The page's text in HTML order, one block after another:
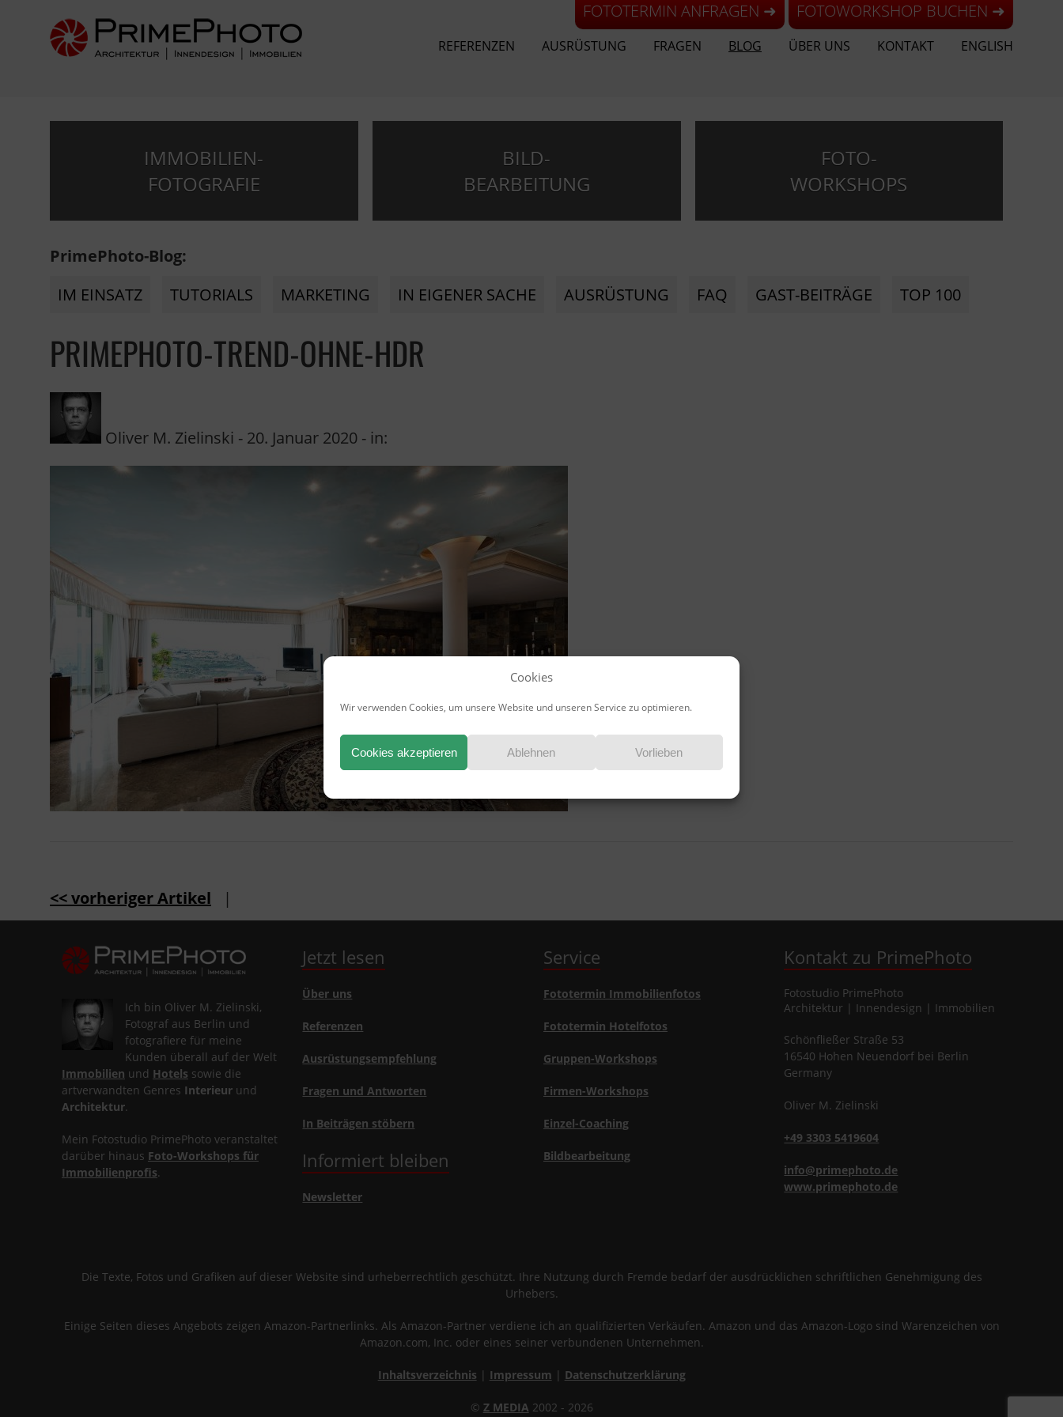
Cookies
Wir verwenden Cookies, um unsere Website und unseren Service zu optimieren.
Cookies akzeptieren Ablehnen Vorlieben
FOTOTERMIN ANFRAGEN ➜ FOTOWORKSHOP BUCHEN ➜
REFERENZEN AUSRÜSTUNG FRAGEN BLOG ÜBER UNS KONTAKT ENGLISH
IMMOBILIEN-
FOTOGRAFIE
BILD-
BEARBEITUNG
FOTO-
WORKSHOPS
PrimePhoto-Blog:
IM EINSATZ
TUTORIALS MARKETING IN EIGENER SACHE AUSRÜSTUNG FAQ GAST-BEITRÄGE TOP 100
PRIMEPHOTO-TREND-OHNE-HDR
Oliver M. Zielinski - 20. Januar 2020 - in:
<< vorheriger Artikel |
Ich bin Oliver M. Zielinski,
Fotograf aus Berlin und
fotografiere für meine
Kunden überall auf der Welt
Immobilien und Hotels sowie die
artverwandten Genres Interieurund
Architektur.
Mein Fotostudio PrimePhoto veranstaltet
darüber hinaus Foto-Workshops für
Immobilienprofis.
Jetzt lesen
Über uns
Referenzen
Ausrüstungsempfehlung
Fragen und Antworten
In Beiträgen stöbern
Informiert bleiben
Newsletter
Service
Fototermin Immobilienfotos
Fototermin Hotelfotos
Gruppen-Workshops
Firmen-Workshops
Einzel-Coaching
Bildbearbeitung
Kontakt zu PrimePhoto
Fotostudio PrimePhoto
Architektur | Innendesign | Immobilien
Schönfließer Straße 53
16540 Hohen Neuendorf bei Berlin
Germany
Oliver M. Zielinski
+49 3303 5419604
info@primephoto.de
www.primephoto.de
Die Texte, Fotos und Grafiken auf dieser Website sind urheberrechtlich geschützt. Ihre Nutzung durch Fremde bedarf der ausdrücklichen schriftlichen Genehmigung des
Urhebers.
Einige Seiten dieses Angebots zeigen Amazon-Partnerlinks. Als Amazon-Partner verdiene ich an qualifizierten Verkäufen. Amazon und das Amazon-Logo sind Warenzeichen von
Amazon.com, Inc. oder eines seiner verbundenen Unternehmen.
Inhaltsverzeichnis | Impressum | Datenschutzerklärung
© Z MEDIA 2002 - 2026